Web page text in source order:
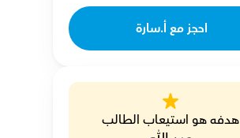
احجز مع أ.سارة
هدفه هو استيعاب الطالب